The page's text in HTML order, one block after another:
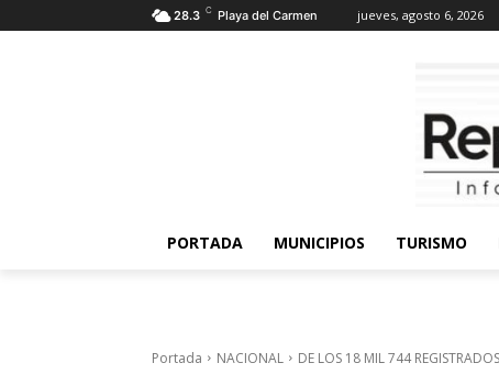
28.3 C Playa del Carmen jueves, agosto 6, 2026
PORTADA MUNICIPIOS TURISMO
Portada NACIONAL DE LOS 18 MIL 744